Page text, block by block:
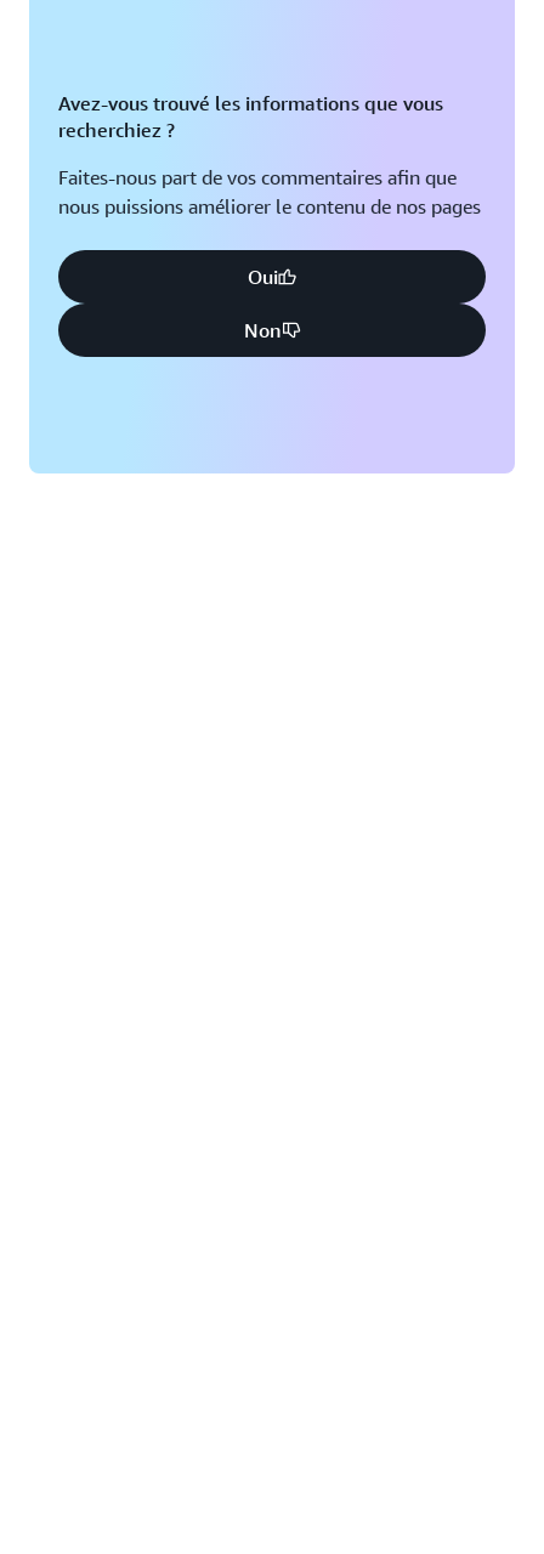
Avez-vous trouvé les informations que vous
recherchiez ?
Faites-nous part de vos commentaires afin que
nous puissions améliorer le contenu de nos pages
Oui
Non